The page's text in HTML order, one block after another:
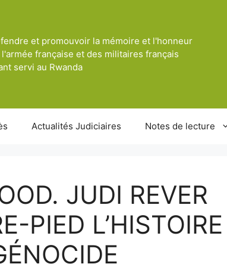
et promouvoir la mémoire et l'honneur
française et des militaires français
servi au Rwanda
Actualités Judiciaires Notes de lecture
JUDI REVER
PIED L’HISTOIRE